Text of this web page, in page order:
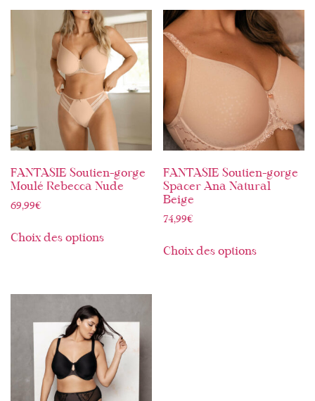
FANTASIE Soutien-gorge
Moulé Rebecca Nude
69,99€
Choix des options
FANTASIE Soutien-gorge
Spacer Ana Natural
Beige
74,99€
Choix des options